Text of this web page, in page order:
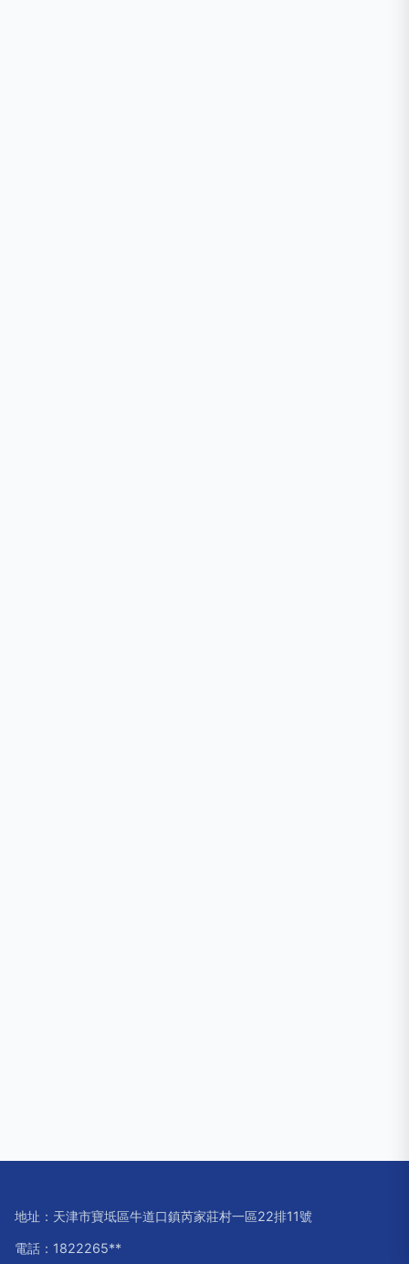
地址：天津市寶坻區牛道口鎮芮家莊村一區22排11號
電話：1822265**